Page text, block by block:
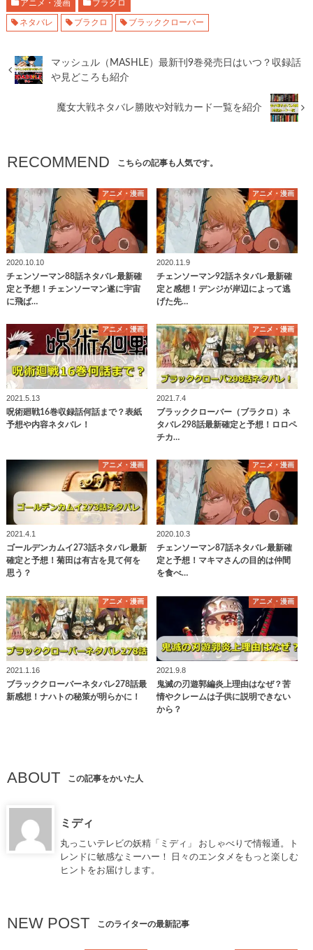
アニメ・漫画 ブラクロ
ネタバレ ブラクロ ブラッククローバー
マッシュル（MASHLE）最新刊9巻発売日はいつ？収録話
や見どころも紹介
魔女大戦ネタバレ勝敗や対戦カード一覧を紹介
RECOMMEND こちらの記事も人気です。
アニメ・漫画
2020.10.10
チェンソーマン88話ネタバレ最新確
定と予想！チェンソーマン遂に宇宙
に飛ば…
アニメ・漫画
2020.11.9
チェンソーマン92話ネタバレ最新確
定と感想！デンジが岸辺によって逃
げた先…
アニメ・漫画
2021.5.13
呪術廻戦16巻収録話何話まで？表紙
予想や内容ネタバレ！
アニメ・漫画
2021.7.4
ブラッククローバー（ブラクロ）ネ
タバレ298話最新確定と予想！ロロペ
チカ…
アニメ・漫画
2021.4.1
ゴールデンカムイ273話ネタバレ最新
確定と予想！菊田は有古を見て何を
思う？
アニメ・漫画
2020.10.3
チェンソーマン87話ネタバレ最新確
定と予想！マキマさんの目的は仲間
を食べ…
アニメ・漫画
2021.1.16
ブラッククローバーネタバレ278話最
新感想！ナハトの秘策が明らかに！
アニメ・漫画
2021.9.8
鬼滅の刃遊郭編炎上理由はなぜ？苦
情やクレームは子供に説明できない
から？
ABOUT この記事をかいた人
ミディ
丸っこいテレビの妖精「ミディ」 おしゃべりで情報通。ト
レンドに敏感なミーハー！ 日々のエンタメをもっと楽しむ
ヒントをお届けします。
NEW POST このライターの最新記事